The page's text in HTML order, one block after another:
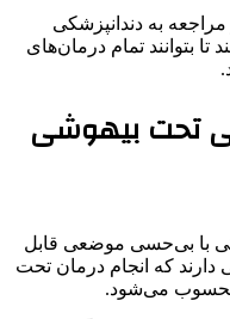
مراجعه به دندانپزشکی
بتوانند تمام درمان‌های
تحت بیهوشی
با بی‌حسی موضعی قابل
دارند که انجام درمان تحت
محسوب می‌شود.